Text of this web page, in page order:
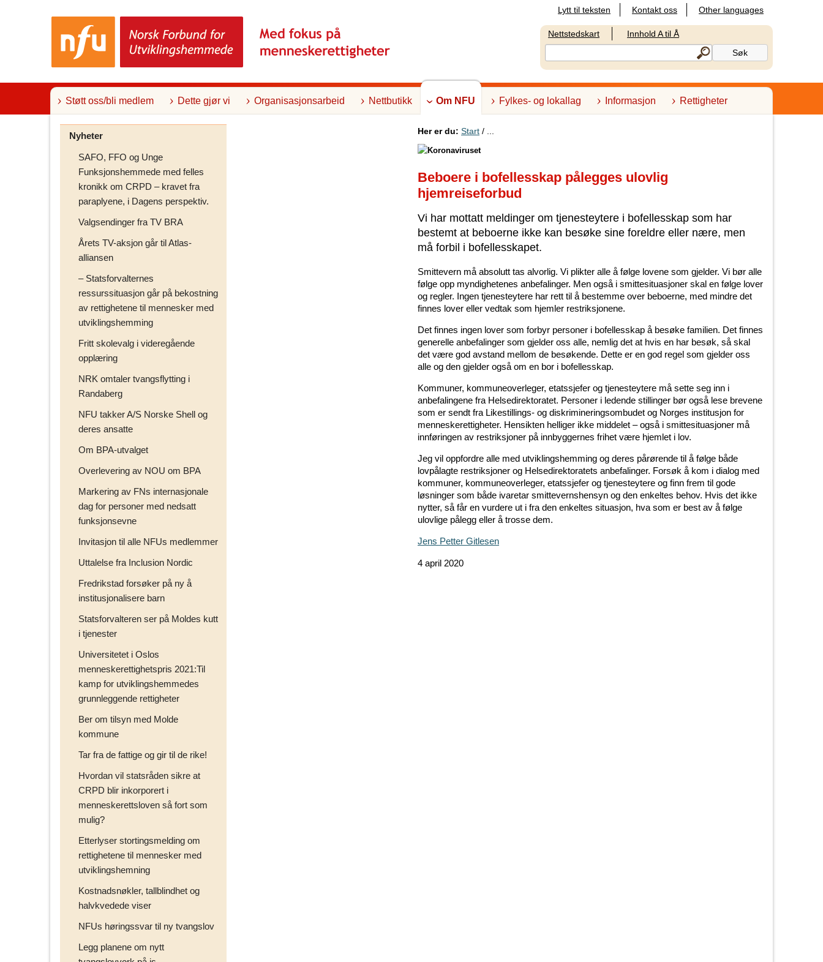
o
Lytt til teksten Kontakt oss Other languages
Nettstedskart Innhold A til Å
Støtt oss/bli medlem Dette gjør vi Organisasjonsarbeid Nettbutikk Om NFU Fylkes- og lokallag Informasjon Rettigheter
Nyheter
SAFO, FFO og Unge
Funksjonshemmede med felles
kronikk om CRPD – kravet fra
paraplyene, i Dagens perspektiv.
Valgsendinger fra TV BRA
Årets TV-aksjon går til Atlas-
alliansen
– Statsforvalternes
ressurssituasjon går på bekostning
av rettighetene til mennesker med
utviklingshemming
Fritt skolevalg i videregående
opplæring
NRK omtaler tvangsflytting i
Randaberg
NFU takker A/S Norske Shell og
deres ansatte
Om BPA-utvalget
Overlevering av NOU om BPA
Markering av FNs internasjonale
dag for personer med nedsatt
funksjonsevne
Invitasjon til alle NFUs medlemmer
Uttalelse fra Inclusion Nordic
Fredrikstad forsøker på ny å
institusjonalisere barn
Statsforvalteren ser på Moldes kutt
i tjenester
Universitetet i Oslos
menneskerettighetspris 2021:Til
kamp for utviklingshemmedes
grunnleggende rettigheter
Ber om tilsyn med Molde
kommune
Tar fra de fattige og gir til de rike!
Hvordan vil statsråden sikre at
CRPD blir inkorporert i
menneskerettsloven så fort som
mulig?
Etterlyser stortingsmelding om
rettighetene til mennesker med
utviklingshemning
Kostnadsnøkler, tallblindhet og
halvkvedede viser
NFUs høringssvar til ny tvangslov
Legg planene om nytt
Her er du: Start / ...
Beboere i bofellesskap pålegges ulovlig
hjemreiseforbud
Vi har mottatt meldinger om tjenesteytere i bofellesskap som har
bestemt at beboerne ikke kan besøke sine foreldre eller nære, men
må forbil i bofellesskapet.
Smittevern må absolutt tas alvorlig. Vi plikter alle å følge lovene som gjelder. Vi bør alle
følge opp myndighetenes anbefalinger. Men også i smittesituasjoner skal en følge lover
og regler. Ingen tjenesteytere har rett til å bestemme over beboerne, med mindre det
finnes lover eller vedtak som hjemler restriksjonene.
Det finnes ingen lover som forbyr personer i bofellesskap å besøke familien. Det finnes
generelle anbefalinger som gjelder oss alle, nemlig det at hvis en har besøk, så skal
det være god avstand mellom de besøkende. Dette er en god regel som gjelder oss
alle og den gjelder også om en bor i bofellesskap.
Kommuner, kommuneoverleger, etatssjefer og tjenesteytere må sette seg inn i
anbefalingene fra Helsedirektoratet. Personer i ledende stillinger bør også lese brevene
som er sendt fra Likestillings- og diskrimineringsombudet og Norges institusjon for
menneskerettigheter. Hensikten helliger ikke middelet – også i smittesituasjoner må
innføringen av restriksjoner på innbyggernes frihet være hjemlet i lov.
Jeg vil oppfordre alle med utviklingshemming og deres pårørende til å følge både
lovpålagte restriksjoner og Helsedirektoratets anbefalinger. Forsøk å kom i dialog med
kommuner, kommuneoverleger, etatssjefer og tjenesteytere og finn frem til gode
løsninger som både ivaretar smittevernshensyn og den enkeltes behov. Hvis det ikke
nytter, så får en vurdere ut i fra den enkeltes situasjon, hva som er best av å følge
ulovlige pålegg eller å trosse dem.
Jens Petter Gitlesen
4 april 2020